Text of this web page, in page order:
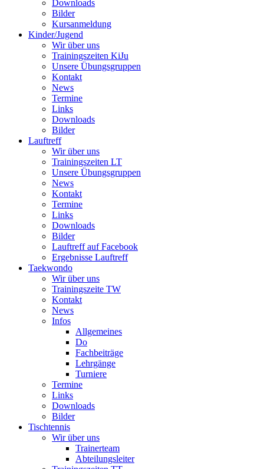
Downloads
Bilder
Kursanmeldung
Kinder/Jugend
Wir über uns
Trainingszeiten KiJu
Unsere Übungsgruppen
Kontakt
News
Termine
Links
Downloads
Bilder
Lauftreff
Wir über uns
Trainingszeiten LT
Unsere Übungsgruppen
News
Kontakt
Termine
Links
Downloads
Bilder
Lauftreff auf Facebook
Ergebnisse Lauftreff
Taekwondo
Wir über uns
Trainingszeite TW
Kontakt
News
Infos
Allgemeines
Do
Fachbeiträge
Lehrgänge
Turniere
Termine
Links
Downloads
Bilder
Tischtennis
Wir über uns
Trainerteam
Abteilungsleiter